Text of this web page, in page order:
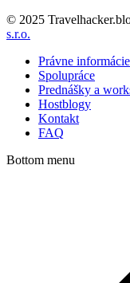
© 2025
s.r.o.
Právne informácie
Spolupráce
Prednášky a
Hostblogy
Kontakt
FAQ
Bottom menu